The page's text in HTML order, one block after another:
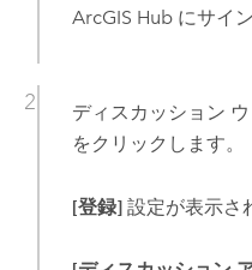
ArcGIS Hubにサイン
ディスカッション
をクリックします。
[登録]設定が表示さ